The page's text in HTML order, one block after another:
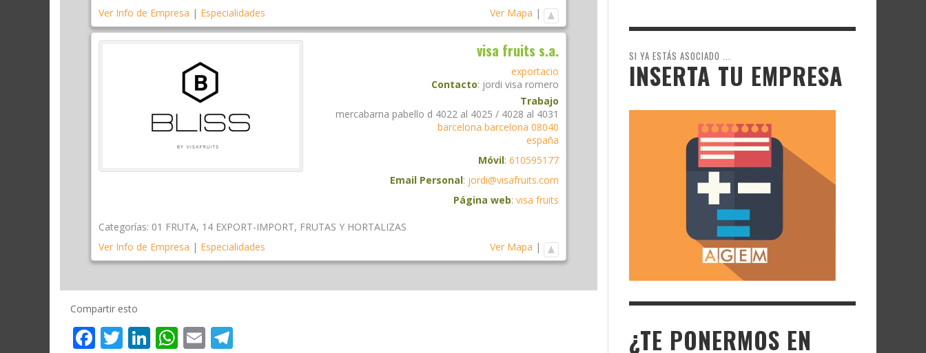
Ver Info de Empresa | Especialidades Ver Mapa |
visa fruits s.a.
exportacio
Contacto: jordi visa romero
Trabajo
mercabarna pabello d 4022 al 4025 / 4028 al 4031
barcelona barcelona 08040
españa
Móvil: 610595177
Email Personal: jordi@visafruits.com
Página web: visa fruits
Categorías: 01 FRUTA, 14 EXPORT-IMPORT, FRUTAS Y HORTALIZAS
Ver Info de Empresa | Especialidades Ver Mapa |
Compartir esto
Facebook
Twitter
LinkedIn
WhatsApp
Email
SI YA ESTÁS ASOCIADO ...
INSERTA TU EMPRESA
¿TE PONERMOS EN